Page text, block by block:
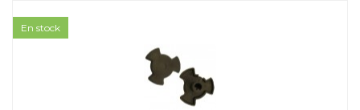
En stock